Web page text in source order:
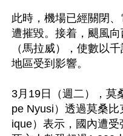
此時，機場已經關閉
遭摧毀。接着，颶風
（馬拉威），使數以
地區受到影響。
3月19日（週二），莫
pe Nyusi）透過莫桑
ique）表示，國內遭受